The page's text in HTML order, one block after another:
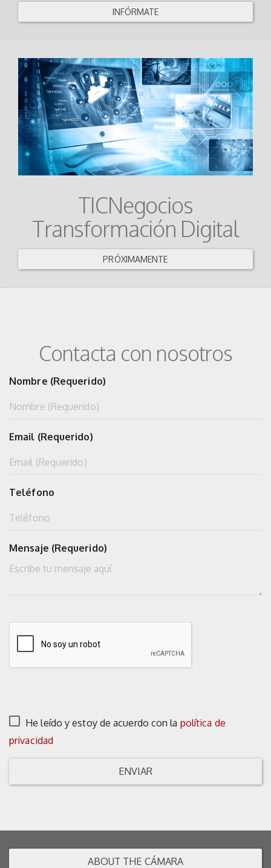
INFÓRMATE
TICNegocios
Transformación Digital
PRÓXIMAMENTE
Contacta con nosotros
Nombre (Requerido)
Email (Requerido)
Teléfono
Mensaje (Requerido)
He leído y estoy de acuerdo con la política de
privacidad
ENVIAR
ABOUT THE CÁMARA